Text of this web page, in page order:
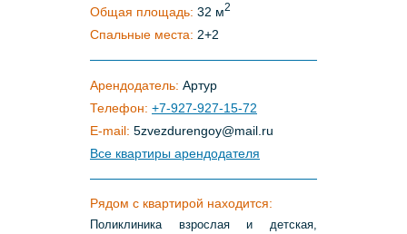
Общая площадь: 32 м2
Спальные места: 2+2
Арендодатель: Артур
Телефон: +7-927-927-15-72
E-mail: 5zvezdurengoy@mail ru
Все квартиры арендодателя
Рядом с квартирой находится:
Поликлиника взрослая и детская,